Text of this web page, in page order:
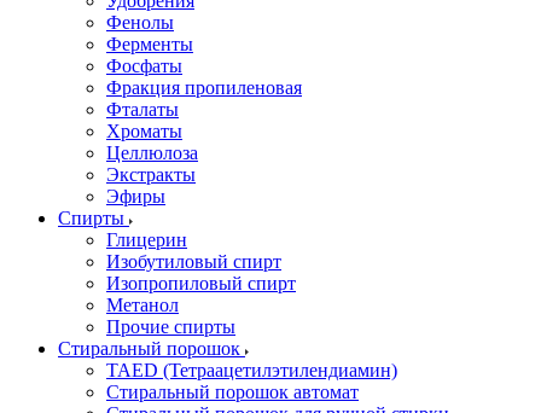
Фенолы
Ферменты
Фосфаты
Фракция пропиленовая
Фталаты
Хроматы
Целлюлоза
Экстракты
Эфиры
Спирты
Глицерин
Изобутиловый спирт
Изопропиловый спирт
Метанол
Прочие спирты
Стиральный порошок
TAED (Тетраацетилэтилендиамин)
Стиральный порошок автомат